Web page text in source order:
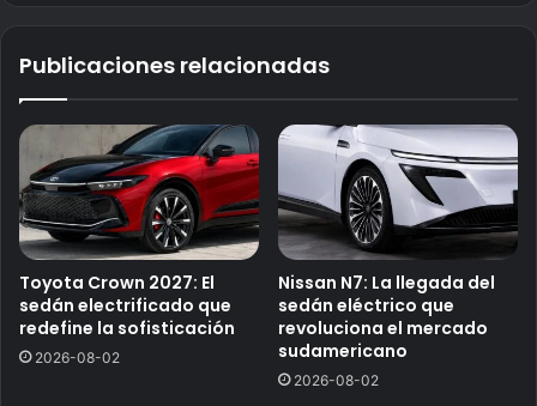
Publicaciones relacionadas
Toyota Crown 2027: El
sedán electrificado que
redefine la sofisticación
2026-08-02
Nissan N7: La llegada del
sedán eléctrico que
revoluciona el mercado
sudamericano
2026-08-02